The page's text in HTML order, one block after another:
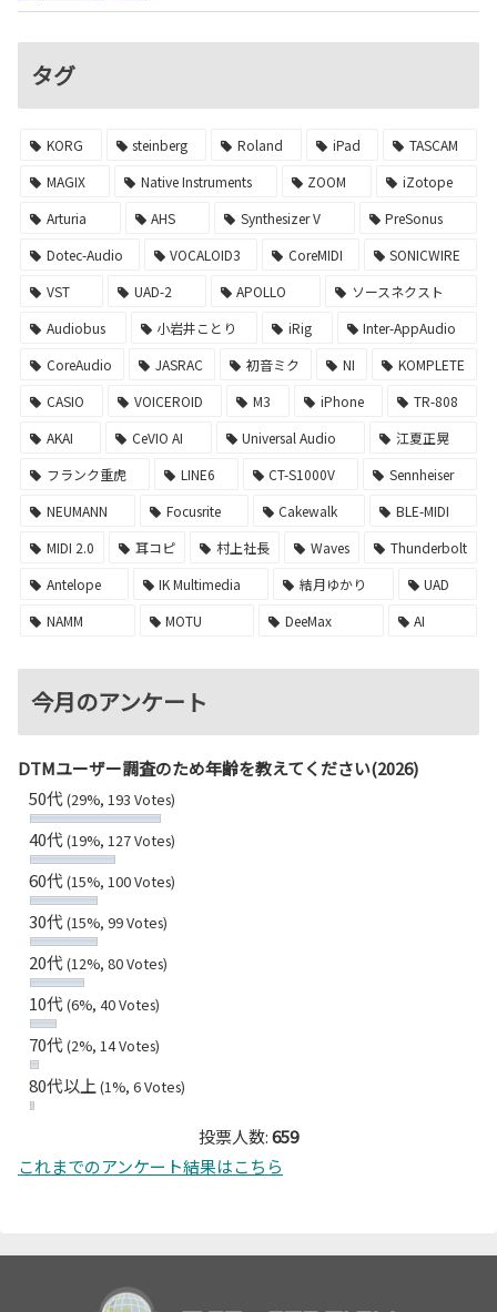
タグ
KORG steinberg Roland iPad
TASCAM
MAGIX
Native Instruments ZOOM
iZotope
Arturia
AHS Synthesizer V
PreSonus
Dotec-Audio
VOCALOID3 CoreMIDI
SONICWIRE
VST
UAD-2 APOLLO
ソースネクスト
Audiobus
小岩井ことり iRig
Inter-AppAudio
CoreAudio
JASRAC 初音ミク NI
KOMPLETE
CASIO
VOICEROID M3 iPhone
TR-808
AKAI
CeVIO AI Universal Audio
江夏正晃
フランク重虎
LINE6 CT-S1000V
Sennheiser
NEUMANN
Focusrite Cakewalk
BLE-MIDI
MIDI 2.0
耳コピ 村上社長 Waves
Thunderbolt
Antelope
IK Multimedia 結月ゆかり
UAD
NAMM
MOTU DeeMax AI
今月のアンケート
DTMユーザー調査のため年齢を教えてください(2026)
50代(29%, 193 Votes)
40代(19%, 127 Votes)
60代(15%, 100 Votes)
30代(15%, 99 Votes)
20代(12%, 80 Votes)
10代(6%, 40 Votes)
70代(2%, 14 Votes)
80代以上 (1%, 6 Votes)
投票人数:659
これまでのアンケート結果はこちら